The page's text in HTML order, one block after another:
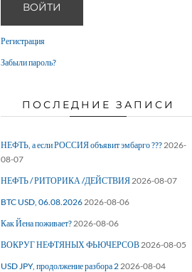
ВОЙТИ
Регистрация
Забыли пароль?
ПОСЛЕДНИЕ ЗАПИСИ
НЕФТЬ, а если РОССИЯ объявит эмбарго ???2026-
08-07
НЕФТЬ / РИТОРИКА /ДЕЙСТВИЯ2026-08-07
BTC USD, 06.08.20262026-08-06
Как Йена поживает?2026-08-06
ВОКРУГ НЕФТЯНЫХ ФЬЮЧЕРСОВ2026-08-05
USD JPY, продолжение разбора 22026-08-04